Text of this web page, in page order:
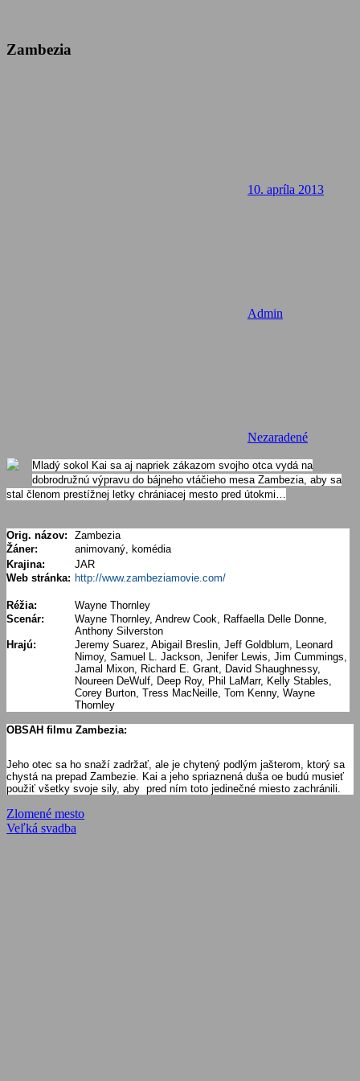
Zambezia
10. apríla 2013
Admin
Nezaradené
Mladý sokol Kai sa aj napriek zákazom svojho otca vydá na
dobrodružnú výpravu do bájneho vtáčieho mesa Zambezia, aby sa
stal členom prestížnej letky chrániacej mesto pred útokmi…
Orig. názov:
Zambezia
Žáner:
animovaný, komédia
Krajina:
JAR
Web stránka: http://www.zambeziamovie.com/
Réžia:
Wayne Thornley
Scenár:
Wayne Thornley, Andrew Cook, Raffaella Delle Donne,
Anthony Silverston
Hrajú:
Jeremy Suarez, Abigail Breslin, Jeff Goldblum, Leonard
Nimoy, Samuel L. Jackson, Jenifer Lewis, Jim Cummings,
Jamal Mixon, Richard E. Grant, David Shaughnessy,
Noureen DeWulf, Deep Roy, Phil LaMarr, Kelly Stables,
Corey Burton, Tress MacNeille, Tom Kenny, Wayne
Thornley
OBSAH filmu Zambezia:
Jeho otec sa ho snaží zadržať, ale je chytený podlým jašterom, ktorý sa
chystá na prepad Zambezie. Kai a jeho spriaznená duša oe budú musieť
použiť všetky svoje sily, aby pred ním toto jedinečné miesto zachránili.
Navigácia
v
Previous
Post:
Zlomené mesto
Next
Veľká svadba